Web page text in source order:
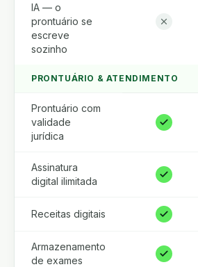
IA — o
prontuário se
escreve
sozinho
PRONTUÁRIO & ATENDIMENTO
Prontuário com
validade
jurídica
Assinatura
digital ilimitada
Receitas digitais
Armazenamento
de exames